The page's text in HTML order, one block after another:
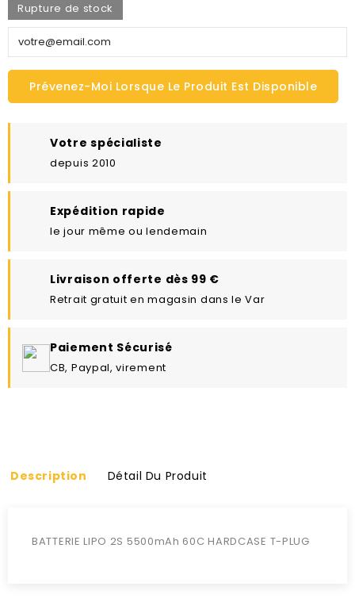
Rupture de stock
Prévenez-Moi Lorsque Le Produit Est Disponible
Votre spécialiste
depuis 2010
Expédition rapide
le jour même ou lendemain
Livraison offerte dès 99 €
Retrait gratuit en magasin dans le Var
Paiement Sécurisé
CB, Paypal, virement
Description Détail Du Produit
BATTERIE LIPO 2S 5500mAh 60C HARDCASE T-PLUG